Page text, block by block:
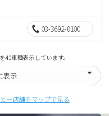
03-3692-0100
車種表示しています。
表示
ー店舗をマップで見る